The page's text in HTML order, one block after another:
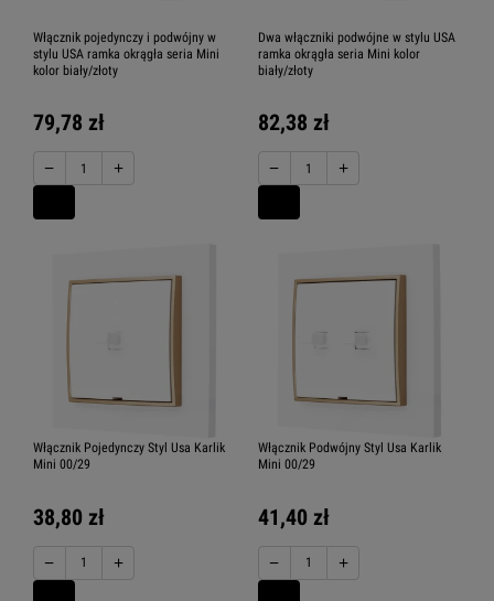
Włącznik pojedynczy i podwójny w
stylu USA ramka okrągła seria Mini
kolor biały/złoty
79,78 zł
− +
Dwa włączniki podwójne w stylu USA
ramka okrągła seria Mini kolor
biały/złoty
82,38 zł
− +
Włącznik Pojedynczy Styl Usa Karlik
Mini 00/29
38,80 zł
− +
Włącznik Podwójny Styl Usa Karlik
Mini 00/29
41,40 zł
− +